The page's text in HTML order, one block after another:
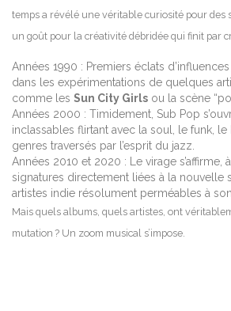
temps a révélé une véritable curiosité pour des
un goût pour la créativité débridée qui finit par
Années 1990 : Premiers éclats
dans les expérimentations de quelques
comme les Sun City Girls ou la scène
Années 2000 : Timidement, Sub Pop
inclassables flirtant avec la soul, le funk,
genres traversés par l’esprit du jazz.
Années 2010 et 2020 : Le virage s’affirme,
signatures directement liées à la nouvelle
artistes indie résolument perméables à
Mais quels albums, quels artistes, ont
mutation ? Un zoom musical s’impose.